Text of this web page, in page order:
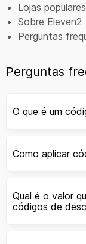
Lojas populares
Sobre Eleven2
Perguntas
Perguntas
O que é um
Como aplicar
Qual é o valor
códigos de